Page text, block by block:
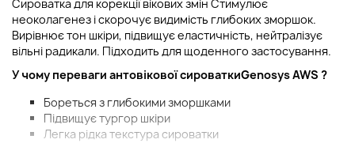
Сироватка для корекції вікових змін Стимулює
неоколагенез і скорочує видимість глибоких зморшок.
Вирівнює тон шкіри, підвищує еластичність, нейтралізує
вільні радикали. Підходить для щоденного застосування.
У чому переваги антовікової сироваткиGenosys AWS ?
Бореться з глибокими зморшками
Підвищує тургор шкіри
Легка рідка текстура сироватки